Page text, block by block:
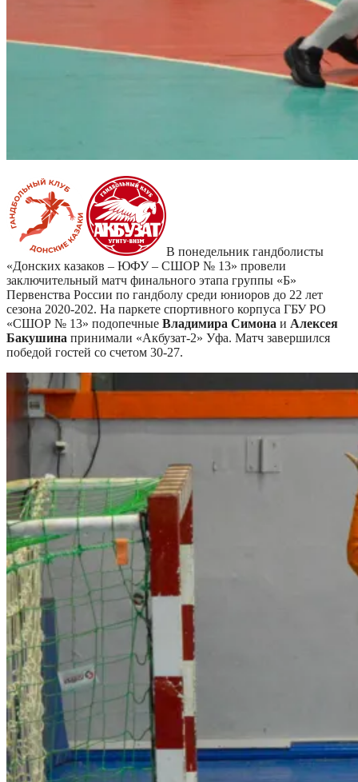
В понедельник гандболисты
«Донских казаков – ЮФУ – СШОР № 13» провели
заключительный матч финального этапа группы «Б»
Первенства России по гандболу среди юниоров до 22 лет
сезона 2020-202. На паркете спортивного корпуса ГБУ РО
«СШОР № 13» подопечные Владимира Симона и Алексея
Бакушина принимали «Акбузат-2» Уфа. Матч завершился
победой гостей со счетом 30-27.